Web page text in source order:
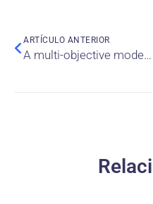
ARTÍCULO ANTERIOR
A multi-objective model for cooperative delivery of customer orders using multiple trucks and UAVs considering weather conditions